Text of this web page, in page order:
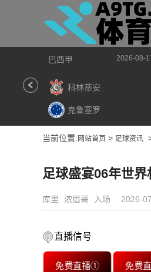
巴西甲 2026-08-
科林蒂安
克鲁塞罗
当前位置: 网站首页 > 足球资讯
足球盛宴06年世
库里 浓眉哥 入场 2026-
直播信号
免费直播① 免费